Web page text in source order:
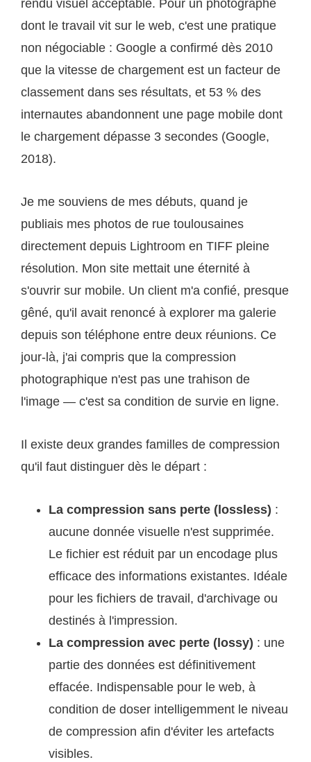
rendu visuel acceptable. Pour un photographe
dont le travail vit sur le web, c'est une pratique
non négociable : Google a confirmé dès 2010
que la vitesse de chargement est un facteur de
classement dans ses résultats, et 53 % des
internautes abandonnent une page mobile dont
le chargement dépasse 3 secondes (Google,
2018).
Je me souviens de mes débuts, quand je
publiais mes photos de rue toulousaines
directement depuis Lightroom en TIFF pleine
résolution. Mon site mettait une éternité à
s'ouvrir sur mobile. Un client m'a confié, presque
gêné, qu'il avait renoncé à explorer ma galerie
depuis son téléphone entre deux réunions. Ce
jour-là, j'ai compris que la compression
photographique n'est pas une trahison de
l'image — c'est sa condition de survie en ligne.
Il existe deux grandes familles de compression
qu'il faut distinguer dès le départ :
La compression sans perte (lossless) :
aucune donnée visuelle n'est supprimée.
Le fichier est réduit par un encodage plus
efficace des informations existantes. Idéale
pour les fichiers de travail, d'archivage ou
destinés à l'impression.
La compression avec perte (lossy) : une
partie des données est définitivement
effacée. Indispensable pour le web, à
condition de doser intelligemment le niveau
de compression afin d'éviter les artefacts
visibles.